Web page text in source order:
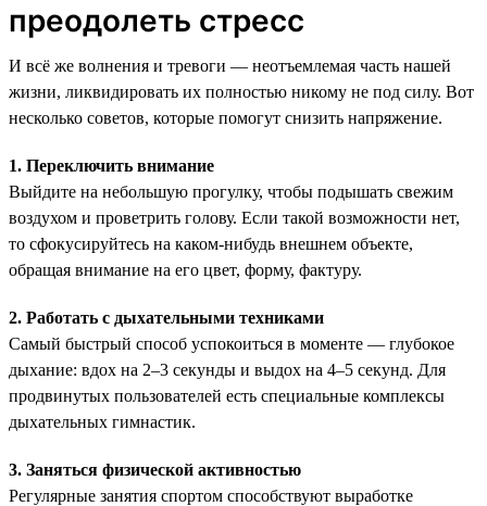
преодолеть стресс
И всё же волнения и тревоги — неотъемлемая часть нашей
жизни, ликвидировать их полностью никому не под силу. Вот
несколько советов, которые помогут снизить напряжение.
1. Переключить внимание
Выйдите на небольшую прогулку, чтобы подышать свежим
воздухом и проветрить голову. Если такой возможности нет,
то сфокусируйтесь на каком-нибудь внешнем объекте,
обращая внимание на его цвет, форму, фактуру.
2. Работать с дыхательными техниками
Самый быстрый способ успокоиться в моменте — глубокое
дыхание: вдох на 2–3 секунды и выдох на 4–5 секунд. Для
продвинутых пользователей есть специальные комплексы
дыхательных гимнастик.
3. Заняться физической активностью
Регулярные занятия спортом способствуют выработке